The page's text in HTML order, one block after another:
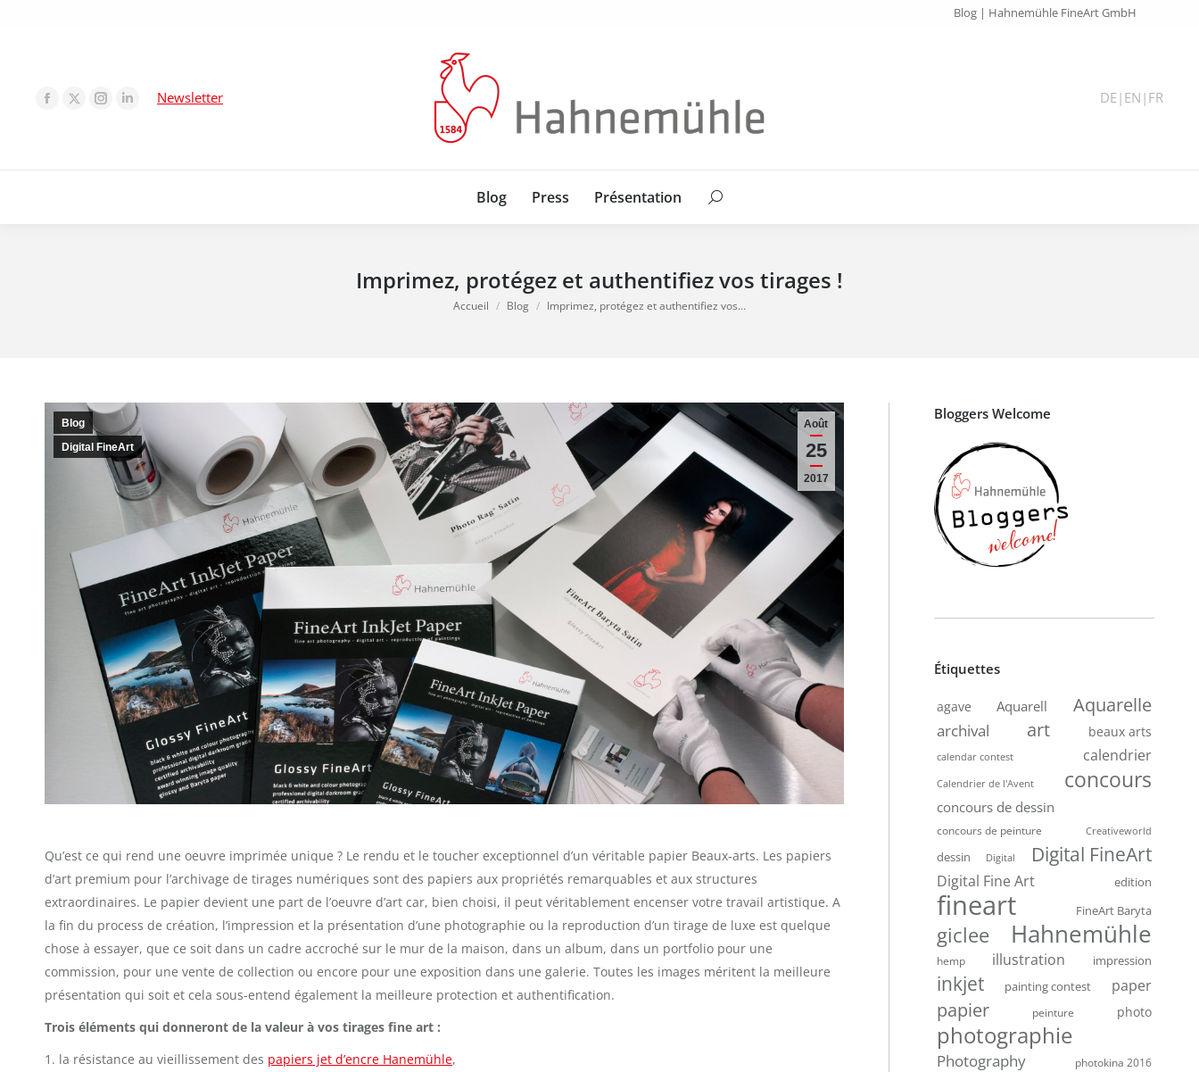
Blog | Hahnemühle FineArt GmbH
Newsletter DE| EN | FR
Blog Press Présentation Search:
Imprimez, protégez et authentifiez vos tirages !
Vous êtes ici :
Accueil Blog Imprimez, protégez et authentifiez vos…
Août
25
2017
Blog
Digital FineArt
Qu’est ce qui rend une oeuvre imprimée unique ? Le rendu et le toucher exceptionnel d’un véritable papier Beaux-arts. Les papiers
d’art premium pour l’archivage de tirages numériques sont des papiers aux propriétés remarquables et aux structures
extraordinaires. Le papier devient une part de l’oeuvre d’art car, bien choisi, il peut véritablement encenser votre travail artistique. A
la fin du process de création, l’impression et la présentation d’une photographie ou la reproduction d’un tirage de luxe est quelque
chose à essayer, que ce soit dans un cadre accroché sur le mur de la maison, dans un album, dans un portfolio pour une
commission, pour une vente de collection ou encore pour une exposition dans une galerie. Toutes les images méritent la meilleure
présentation qui soit et cela sous-entend également la meilleure protection et authentification.
Trois éléments qui donneront de la valeur à vos tirages fine art :
1. la résistance au vieillissement des papiers jet d’encre Hanemühle,
Bloggers Welcome
Étiquettes
agave Aquarell Aquarelle
archival art beaux arts
calendar contest calendrier
Calendrier de l'Avent concours
concours de dessin
concours de peinture Creativeworld
dessin Digital Digital FineArt
Digital Fine Art edition
fineart FineArt Baryta
giclee Hahnemühle
hemp illustration impression
inkjet painting contest paper
papier peinture photo
photographie
Photography photokina 2016